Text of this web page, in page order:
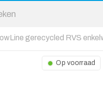
gerecycled RVS
Op voorraad